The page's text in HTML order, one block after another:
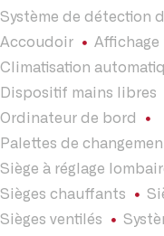
Système de détection
Accoudoir
Climatisation
Dispositif mains libres
Ordinateur de bord
Palettes de
Siège à réglage
Sièges chauffants
Sièges ventilés